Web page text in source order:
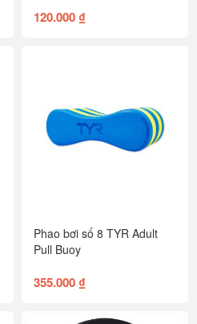
120.000 ₫
Phao bơi số 8 TYR Adult
Pull Buoy
355.000 ₫